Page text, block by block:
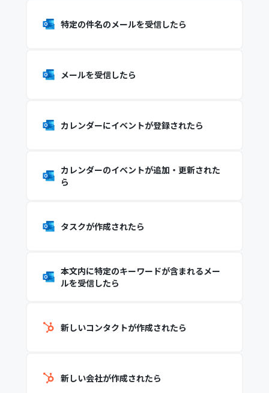
特定の件名のメールを受信したら
メールを受信したら
カレンダーにイベントが登録されたら
カレンダーのイベントが追加・更新された
ら
タスクが作成されたら
本文内に特定のキーワードが含まれるメー
ルを受信したら
新しいコンタクトが作成されたら
新しい会社が作成されたら